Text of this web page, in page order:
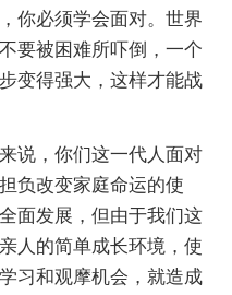
你必须学会面对。世界
要被困难所吓倒，一个
变得强大，这样才能战
说，你们这一代人面对
负改变家庭命运的使
面发展，但由于我们这
人的简单成长环境，使
习和观摩机会，就造成